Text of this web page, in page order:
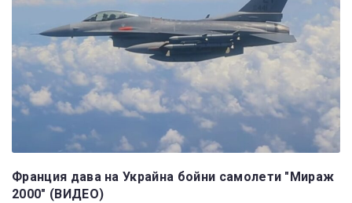
Франция дава на Украйна бойни самолети "Мираж
2000" (ВИДЕО)